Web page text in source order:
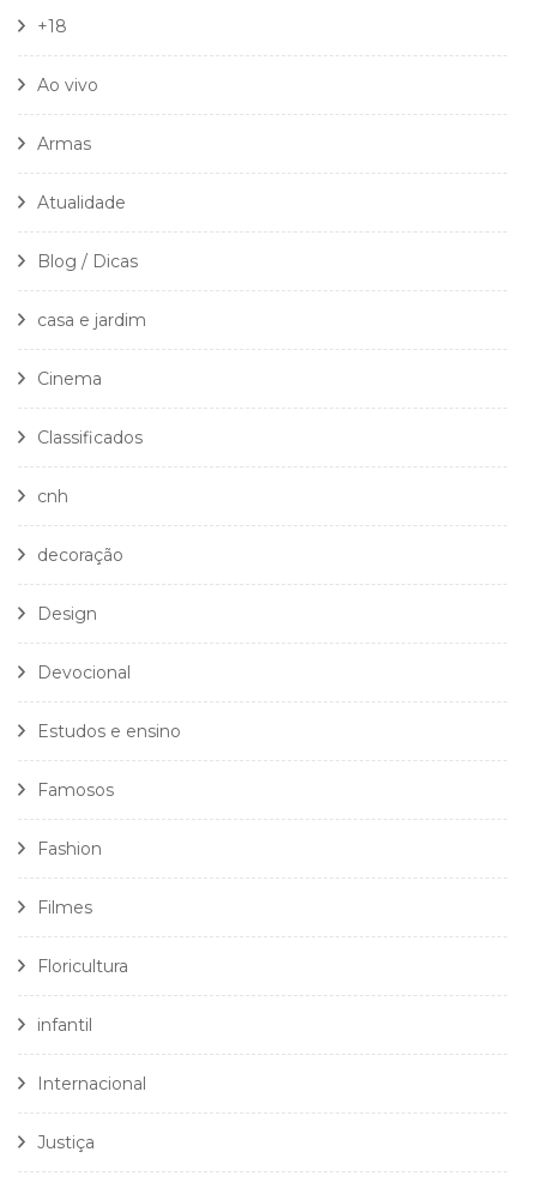
+18
Ao vivo
Armas
Atualidade
Blog / Dicas
casa e jardim
Cinema
Classificados
cnh
decoração
Design
Devocional
Estudos e ensino
Famosos
Fashion
Filmes
Floricultura
infantil
Internacional
Justiça